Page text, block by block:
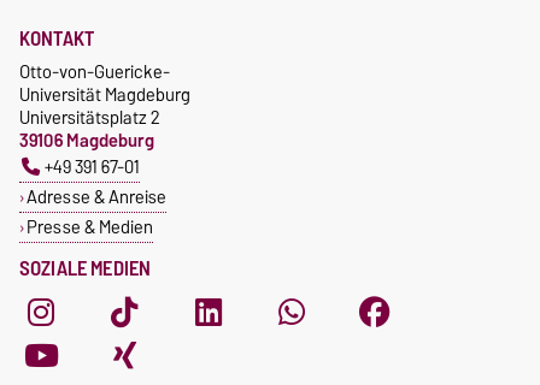
SOZIALE MEDIEN
KONTAKT
Otto-von-Guericke-
Universität Magdeburg
Universitätsplatz 2
39106 Magdeburg
+49 391 67-01
Adresse & Anreise
Presse & Medien